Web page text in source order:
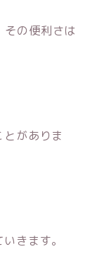
その便利さは
がありま
きます。